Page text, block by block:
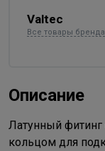
Valtec
Все товары бренда
Описание
Латунный
кольцом для